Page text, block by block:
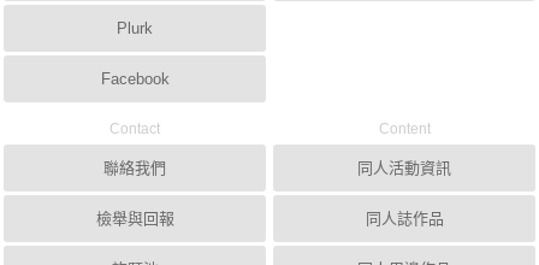
Plurk
Facebook
Contact
聯絡我們
檢舉與回報
Content
同人活動資訊
同人誌作品